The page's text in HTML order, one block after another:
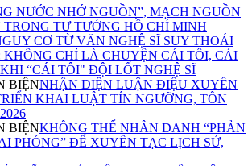
NƯỚC NHỚ NGUỒN”, MẠCH NGUỒN
TƯ TƯỞNG HỒ CHÍ MINH
CƠ TỪ VĂN NGHỆ SĨ SUY THOÁI
KHÔNG CHỈ LÀ CHUYỆN CÁI TÔI, CÁI
“CÁI TÔI" ĐỘI LỐT NGHỆ SĨ
BIỆNNHẬN DIỆN LUẬN ĐIỆU XUYÊN
KHAI LUẬT TÍN NGƯỠNG, TÔN
BIỆNKHÔNG THỂ NHÂN DANH “PHẢN
PHÓNG” ĐỂ XUYÊN TẠC LỊCH SỬ,